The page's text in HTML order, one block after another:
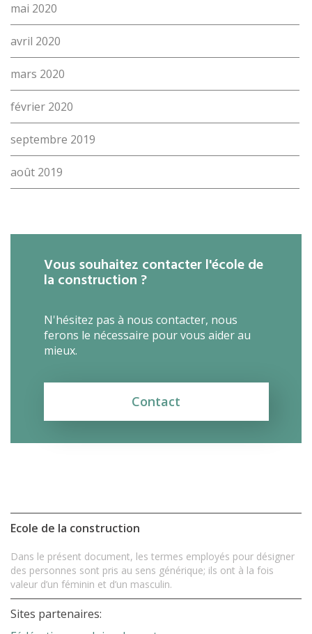
mai 2020
avril 2020
mars 2020
février 2020
septembre 2019
août 2019
Vous souhaitez contacter l'école de
la construction ?
N'hésitez pas à nous contacter, nous
ferons le nécessaire pour vous aider au
mieux.
Contact
Ecole de la construction
Dans le présent document, les termes employés pour désigner
des personnes sont pris au sens générique; ils ont à la fois
valeur d’un féminin et d’un masculin.
Sites partenaires: